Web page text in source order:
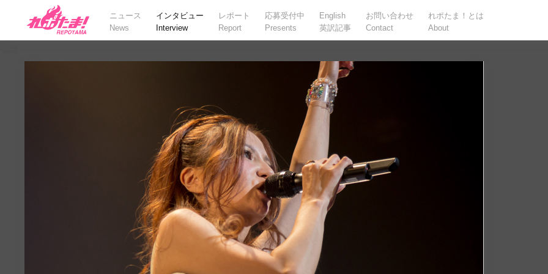
ニュース
News
インタビュー
Interview
レポート
Report
応募受付中
Presents
English
英訳記事
お問い合わせ
Contact
れポたま！とは
About